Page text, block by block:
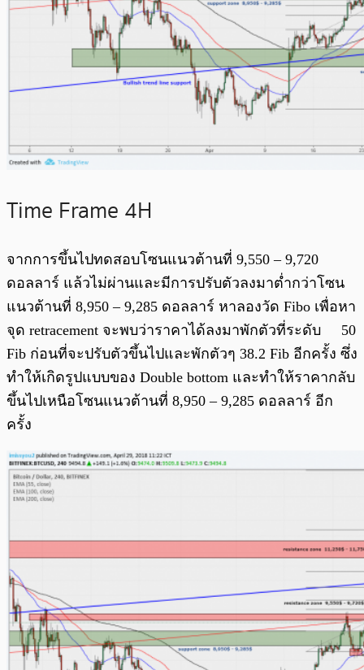
Time Frame 4H
จากการขึ้นไปทดสอบโซนแนวต้านที่ 9,550 – 9,720
ดอลลาร์ แล้วไม่ผ่านและมีการปรับตัวลงมาต่ำกว่าโซน
แนวต้านที่ 8,950 – 9,285 ดอลลาร์ หาลองวัด Fibo เพื่อหา
จุด retracement จะพบว่าราคาได้ลงมาพักตัวที่ระดับ 50
Fib ก่อนที่จะปรับตัวขึ้นไปและพักตัวๆ 38.2 Fib อีกครั้ง ซึ่ง
ทำให้เกิดรูปแบบของ Double bottom และทำให้ราคากลับ
ขึ้นไปเหนือโซนแนวต้านที่ 8,950 – 9,285 ดอลลาร์ อีก
ครั้ง